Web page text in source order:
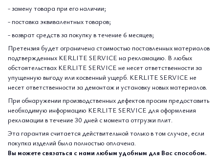
- замену товара при его наличии;
- поставка эквивалентных товаров;
- возврат средств за покупку в течение 6 месяцев;
Претензия будет ограничена стоимостью поставленных материалов
подтвержденных KERLITE SERVICE на рекламацию. В любых
обстоятельствах KERLITE SERVICE не несет ответственности за
упущенную выгоду или косвенный ущерб. KERLITE SERVICE не
несет ответственности за демонтаж и установку новых материалов.
При обнаружении производственных дефектов просим предоставить
необходимую информацию KERLITE SERVICE для оформления
рекламации в течение 30 дней с момента отгрузки плит.
Эта гарантия считается действительной только в том случае, если
покупка изделий была полностью оплачена.
Вы можете связаться с нами любым удобным для Вас способом.